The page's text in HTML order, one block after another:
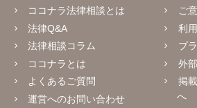
ココナラ法律相談とは
法律Q&A
法律相談コラム
ココナラとは
よくあるご質問
運営へのお問い合わせ
ご
利
プ
外
掲
へ